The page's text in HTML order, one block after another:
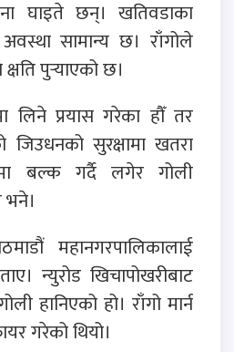
घाइते छन्। खतिवडाका
सामान्य छ। राँगोले
पुर्‍याएको छ।
लिने प्रयास गरेका हौँ तर
जिउधनको सुरक्षामा खतरा
बल्क गर्दै लगेर गोली
भने।
महानगरपालिकालाई
न्युरोड खिचापोखरीबाट
हानिएको हो। राँगो मार्न
गरेको थियो।